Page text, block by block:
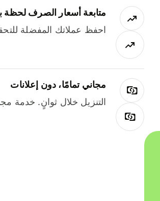
متابعة أسعار الصرف لحظة
احفظ عملاتك المفضلة
مجاني تمامًا، دون إعلانات
التنزيل خلال ثوانٍ. خدمة